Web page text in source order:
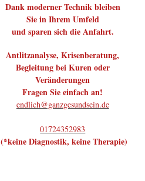
Dank moderner Technik bleiben
Sie in Ihrem Umfeld
und sparen sich die Anfahrt.
Antlitzanalyse, Krisenberatung,
Begleitung bei Kuren oder
Veränderungen
Fragen Sie einfach an!
endlich@ganzgesundsein.de
01724352983
(*keine Diagnostik, keine Therapie)